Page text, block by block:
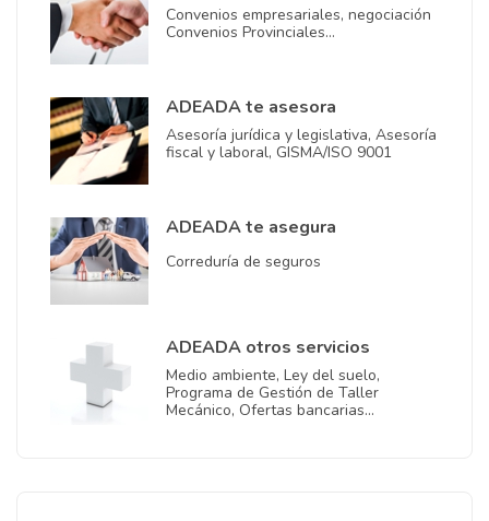
Convenios empresariales, negociación
Convenios Provinciales…
ADEADA te asesora
Asesoría jurídica y legislativa, Asesoría
fiscal y laboral, GISMA/ISO 9001
ADEADA te asegura
Correduría de seguros
ADEADA otros servicios
Medio ambiente, Ley del suelo,
Programa de Gestión de Taller
Mecánico, Ofertas bancarias…